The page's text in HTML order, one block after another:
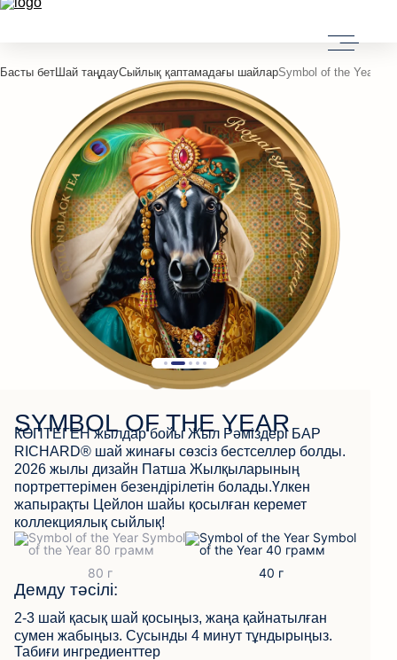
Басты бетШай таңдауСыйлық қаптамадағы шайларSymbol of the Year
SYMBOL OF THE YEAR
КӨПТЕГЕН жылдар бойы Жыл Рәміздері БАР
RICHARD® шай жинағы сөзсіз бестселлер болды.
2026 жылы дизайн Патша Жылқыларының
портреттерімен безендірілетін болады.Үлкен
жапырақты Цейлон шайы қосылған керемет
коллекциялық сыйлық!
Демду тәсілі:
2-3 шай қасық шай қосыңыз, жаңа қайнатылған
сумен жабыңыз. Сусынды 4 минут тұндырыңыз.
Табиғи ингредиенттер
КЕРІ БАЙЛАНЫС